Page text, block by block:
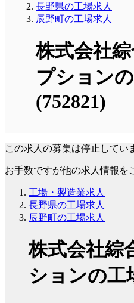
長野県の工場求人
辰野町の工場求人
株式会社
プション
(752821)
この求人の募集は停止してい
お手数ですが他の求人情報を
工場・製造業求人
長野県の工場求人
辰野町の工場求人
株式会社綜
ションの工